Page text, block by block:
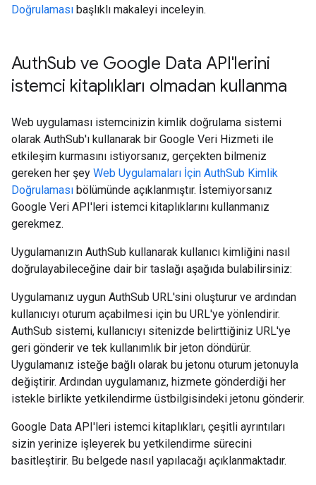
Doğrulaması başlıklı makaleyi inceleyin.
AuthSub ve Google Data API'lerini
istemci kitaplıkları olmadan kullanma
Web uygulaması istemcinizin kimlik doğrulama sistemi
olarak AuthSub'ı kullanarak bir Google Veri Hizmeti ile
etkileşim kurmasını istiyorsanız, gerçekten bilmeniz
gereken her şey Web Uygulamaları İçin AuthSub Kimlik
Doğrulaması bölümünde açıklanmıştır. İstemiyorsanız
Google Veri API'leri istemci kitaplıklarını kullanmanız
gerekmez.
Uygulamanızın AuthSub kullanarak kullanıcı kimliğini nasıl
doğrulayabileceğine dair bir taslağı aşağıda bulabilirsiniz:
Uygulamanız uygun AuthSub URL'sini oluşturur ve ardından
kullanıcıyı oturum açabilmesi için bu URL'ye yönlendirir.
AuthSub sistemi, kullanıcıyı sitenizde belirttiğiniz URL'ye
geri gönderir ve tek kullanımlık bir jeton döndürür.
Uygulamanız isteğe bağlı olarak bu jetonu oturum jetonuyla
değiştirir. Ardından uygulamanız, hizmete gönderdiği her
istekle birlikte yetkilendirme üstbilgisindeki jetonu gönderir.
Google Data API'leri istemci kitaplıkları, çeşitli ayrıntıları
sizin yerinize işleyerek bu yetkilendirme sürecini
basitleştirir. Bu belgede nasıl yapılacağı açıklanmaktadır.